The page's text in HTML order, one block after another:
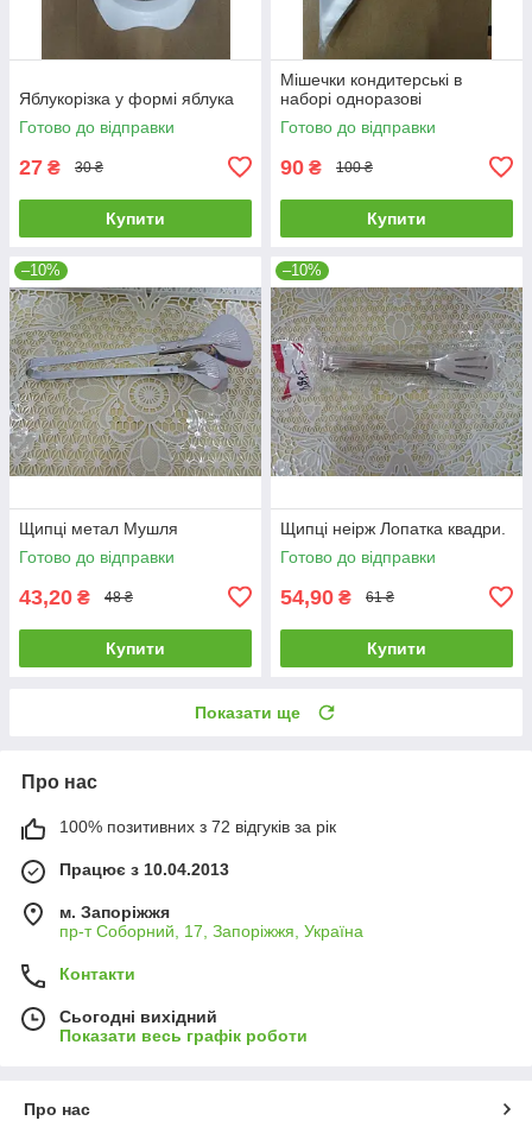
Яблукорізка у формі яблука
Готово до відправки
27 ₴ 30 ₴
Купити
Мішечки кондитерські в
наборі одноразові
Готово до відправки
90 ₴ 100 ₴
Купити
–10%
Щипці метал Мушля
Готово до відправки
43,20 ₴ 48 ₴
Купити
–10%
Щипці неірж Лопатка квадри.
Готово до відправки
54,90 ₴ 61 ₴
Купити
Показати ще
Про нас
100% позитивних з 72 відгуків за рік
Працює з 10.04.2013
м. Запоріжжя
пр-т Соборний, 17, Запоріжжя, Україна
Контакти
Сьогодні вихідний
Показати весь графік роботи
Про нас